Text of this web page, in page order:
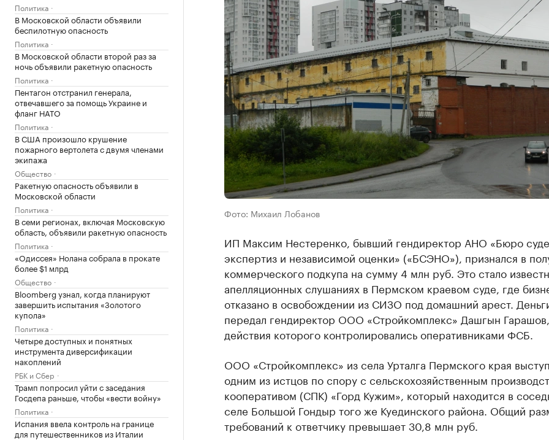
Политика
В Московской области объявили
беспилотную опасность
Политика
В Московской области второй раз за
ночь объявили ракетную опасность
Политика
Пентагон отстранил генерала,
отвечавшего за помощь Украине и
фланг НАТО
Политика
В США произошло крушение
пожарного вертолета с двумя членами
экипажа
Общество
Ракетную опасность объявили в
Московской области
Политика
В семи регионах, включая Московскую
область, объявили ракетную опасность
Политика
«Одиссея» Нолана собрала в прокате
более $1 млрд
Общество
Bloomberg узнал, когда планируют
завершить испытания «Золотого
купола»
Политика
Четыре доступных и понятных
инструмента диверсификации
накоплений
РБК и Сбер
Трамп попросил уйти с заседания
Госдепа раньше, чтобы «вести войну»
Политика
Испания ввела контроль на границе
для путешественников из Италии
Фото: Михаил Лобанов
ИП Максим Нестеренко, бывший гендиректор АНО «Бюро
экспертиз и независимой оценки» («БСЭНО»), признался в
коммерческого подкупа на сумму 4 млн руб. Это стало
апелляционных слушаниях в Пермском краевом суде, где
отказано в освобождении из СИЗО под домашний арест.
передал гендиректор ООО «Стройкомплекс» Дашгын Гарашов,
действия которого контролировались оперативниками ФСБ.
ООО «Стройкомплекс» из села Урталга Пермского края
одним из истцов по спору с сельскохозяйственным
кооперативом (СПК) «Горд Кужим», который находится в
селе Большой Гондыр того же Куединского района. Общий
требований к ответчику превышает 30,8 млн руб.